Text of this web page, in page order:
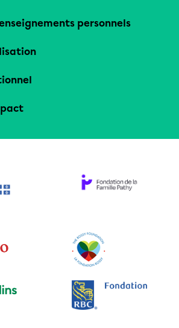
personnels